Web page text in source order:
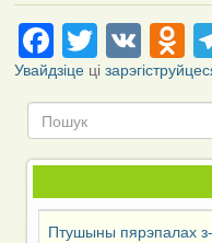
Facebook
Twitter
VK
Увайдзіцеці
Птушыны пярэпалах